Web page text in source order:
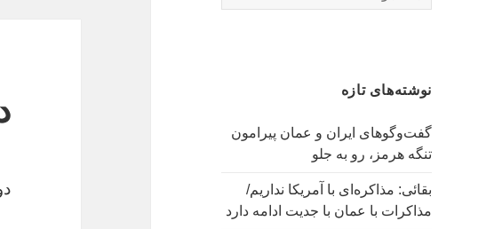
برای:
نوشته‌های تازه
گفت‌وگوهای ایران و عمان پیرامون
تنگه هرمز، رو به جلو
بقائی: مذاکره‌ای با آمریکا نداریم/
مذاکرات با عمان با جدیت ادامه دارد